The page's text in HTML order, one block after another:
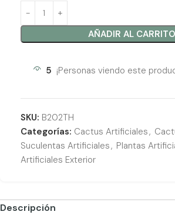
AÑADIR AL CARRITO
5 ¡Personas viendo este
SKU: B202TH
Categorías: Cactus Artificiales,
Suculentas Artificiales, Plantas
Artificiales Exterior
Descripción